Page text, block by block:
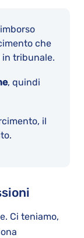
che
in tribunale.
, quindi
il
Ci teniamo,